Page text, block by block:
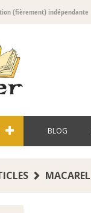
(fièrement) indépendante
BLOG